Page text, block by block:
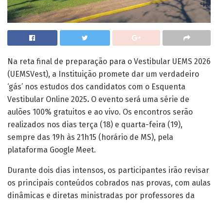
Na reta final de preparação para o Vestibular UEMS 2026
(UEMSVest), a Instituição promete dar um verdadeiro
‘gás’ nos estudos dos candidatos com o Esquenta
Vestibular Online 2025. O evento será uma série de
aulões 100% gratuitos e ao vivo. Os encontros serão
realizados nos dias terça (18) e quarta-feira (19),
sempre das 19h às 21h15 (horário de MS), pela
plataforma Google Meet.
Durante dois dias intensos, os participantes irão revisar
os principais conteúdos cobrados nas provas, com aulas
dinâmicas e diretas ministradas por professores da